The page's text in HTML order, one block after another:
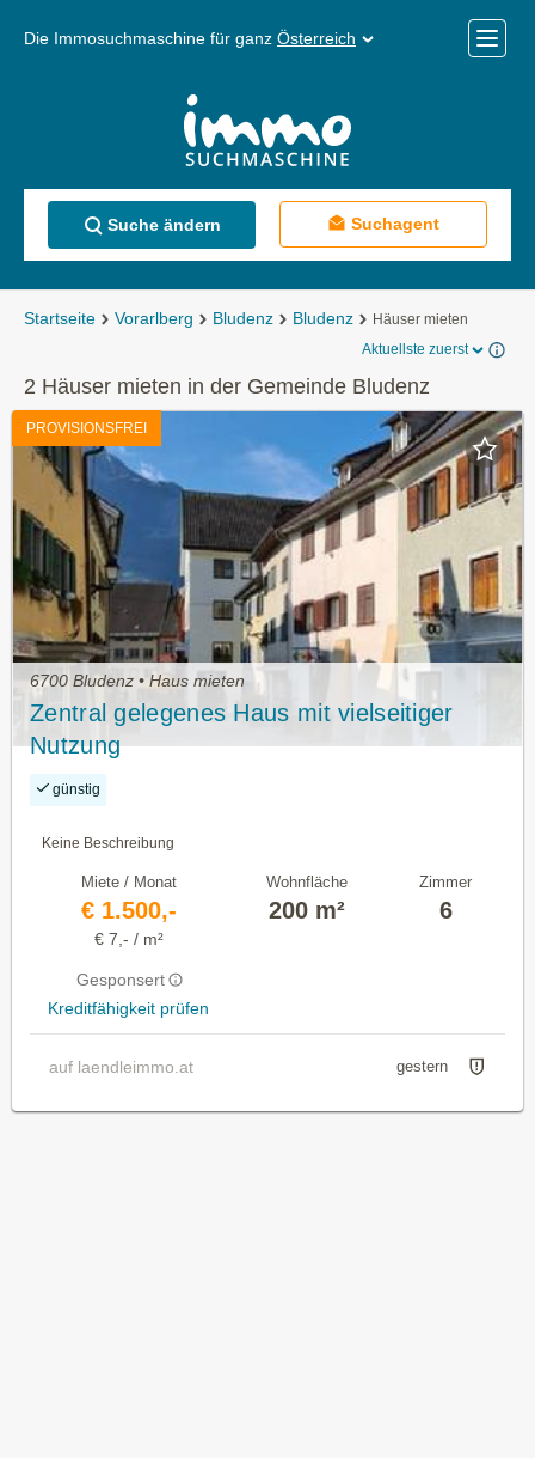
Die Immosuchmaschine für ganz Österreich
Menü
Suche ändern Suchagent
Startseite Vorarlberg Bludenz Bludenz
Häuser mieten
Aktuellste zuerst
2 Häuser mieten in der Gemeinde Bludenz
PROVISIONSFREI
6700 Bludenz • Haus mieten
Zentral gelegenes Haus mit vielseitiger
Nutzung
günstig
Keine Beschreibung
Miete / Monat
€ 1.500,-
€ 7,- / m²
Gesponsert
Kreditfähigkeit prüfen
Wohnfläche
200 m²
Zimmer
6
auf laendleimmo.at gestern